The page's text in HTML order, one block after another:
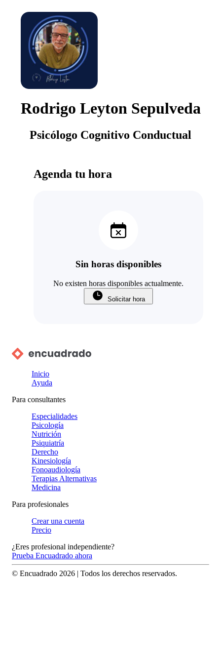
Rodrigo Leyton Sepulveda
Psicólogo Cognitivo Conductual
Agenda tu hora
Sin horas disponibles
No existen horas disponibles actualmente.
Solicitar hora
Inicio
Ayuda
Para consultantes
Especialidades
Psicología
Nutrición
Psiquiatría
Derecho
Kinesiología
Fonoaudiología
Terapias Alternativas
Medicina
Para profesionales
Crear una cuenta
Precio
¿Eres profesional independiente?
Prueba Encuadrado ahora
© Encuadrado 2026 | Todos los derechos reservados.